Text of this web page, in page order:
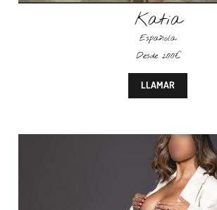
Katia
Española
Desde 200€
LLAMAR